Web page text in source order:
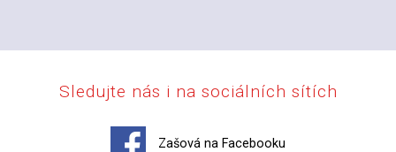
Sledujte nás i na sociálních sítích
Zašová na Facebooku